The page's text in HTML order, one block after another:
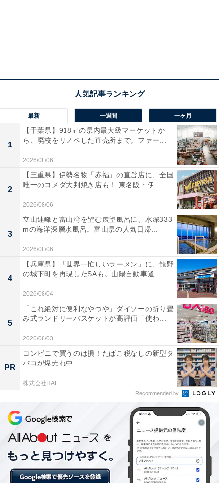
最新 一週間 一ヶ月
1
【千葉県】918㎡の県内最大級マーケットか
ら、廃校をリノベした直売所まで。ファー...
2026/08/06
2
【三重県】伊勢名物「赤福」の直営店に、全国
唯一のコメダ大判焼き店も！ 東名阪・伊...
2026/08/06
3
立山連峰と富山湾を望む展望風呂に、水深333
mの海洋深層水風呂。富山県の人気日帰...
2026/08/06
4
【兵庫県】「世界一忙しいラーメン」に、龍野
の城下町を再現したSAも。山陽自動車道...
2026/08/04
5
「これ絶対に便利なやつや」ダイソーの折り畳
み式ランドリーバスケットが高評価「使わ...
2026/08/03
PR
コンビニで買うのは損！たばこ税なしの新型タ
バコが爆売れ中
株式会社HAL
Recommended by